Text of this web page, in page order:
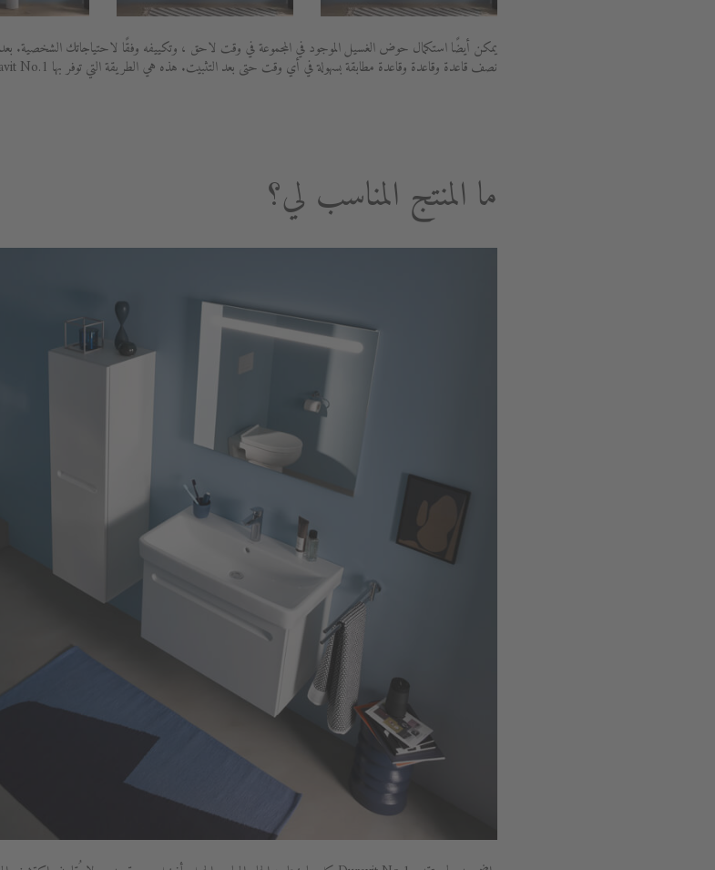
يمكن أيضًا استكمال حوض الغسيل الموجود في المجموعة في وقت لاحق ، وتكييفه وفقًا لاحتياجاتك الشخصية.
نصف قاعدة وقاعدة وقاعدة مطابقة بسهولة في أي وقت حتى بعد التثبيت. هذه هي الطريقة التي توفر بها Duravit No.1 المرونة والراحة القصوى.
ما المنتج المناسب لي؟